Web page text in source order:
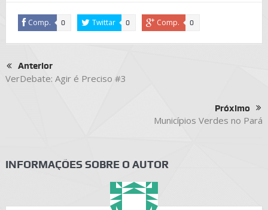
Comp. 0 Twittar 0 Comp. 0
Anterior
VerDebate: Agir é Preciso #3
Próximo
Municípios Verdes no Pará
INFORMAÇÕES SOBRE O AUTOR